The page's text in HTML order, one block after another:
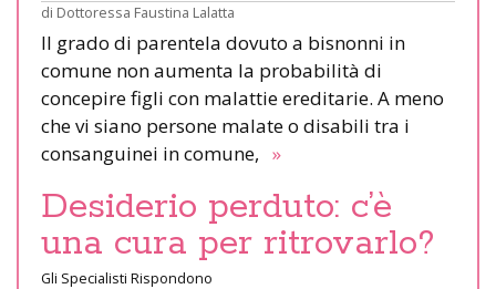
di Dottoressa Faustina Lalatta
Il grado di parentela dovuto a bisnonni in
comune non aumenta la probabilità di
concepire figli con malattie ereditarie. A meno
che vi siano persone malate o disabili tra i
consanguinei in comune, »
Desiderio perduto: c’è
una cura per ritrovarlo?
Gli Specialisti Rispondono